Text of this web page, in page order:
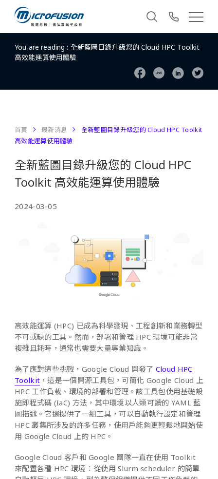
You are reading : 全新藍圖目錄升級您的 Cloud HPC Toolkit
高效能運算使用體驗
首頁 最新消息
全新藍圖目錄升級您的 Cloud HPC Toolkit
高效能運算使用體驗
全新藍圖目錄升級您的 Cloud HPC
Toolkit 高效能運算使用體驗
2024-03-05
高效能運算 (HPC) 已成為科學發現、工程創新和業務轉型
不可或缺的工具。然而，部署和管理 HPC 環境可能非常
複雜且耗時，通常也需要大量專業知識。
為了應對這些挑戰，Google Cloud 開發了 Cloud HPC
Toolkit ，這是一個開源工具包，可簡化 Google Cloud 上
HPC 工作負載、環境的部署和管理。該工具包使用基礎設
施即程式碼 (IaC) 方法，其中環境以人類可讀的 YAML 藍
圖描述。它還提供了一組工具，可以自動執行設定和管理
HPC 叢集所涉及的許多任務，使用戶能夠更輕鬆地開始使
用 Google Cloud 上的 HPC。
Google Cloud 客戶和 Google 團隊一直在使用 Toolkit
來配置各種 HPC 環境：從使用 Slurm scheduler 的簡單